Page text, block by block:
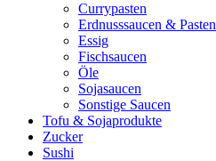
Currypasten
Erdnusssaucen & Pasten
Essig
Fischsaucen
Öle
Sojasaucen
Sonstige Saucen
Tofu & Sojaprodukte
Zucker
Sushi